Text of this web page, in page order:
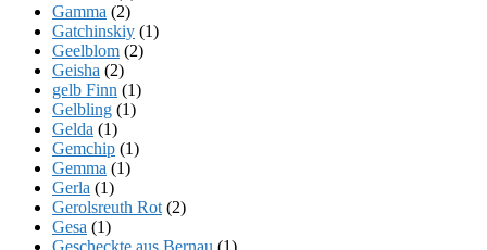
Gamma (2)
Gatchinskiy (1)
Geelblom (2)
Geisha (2)
gelb Finn (1)
Gelbling (1)
Gelda (1)
Gemchip (1)
Gemma (1)
Gerla (1)
Gerolsreuth Rot (2)
Gesa (1)
Gescheckte aus Bernau (1)